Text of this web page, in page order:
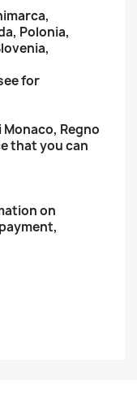
Polonia,
for
Regno
that you can
on